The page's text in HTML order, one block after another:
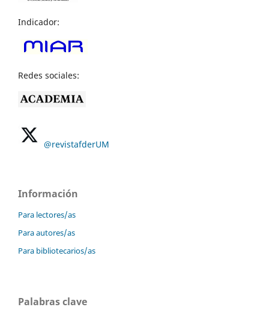
Indicador:
Redes sociales:
@revistafderUM
Información
Para lectores/as
Para autores/as
Para bibliotecarios/as
Palabras clave